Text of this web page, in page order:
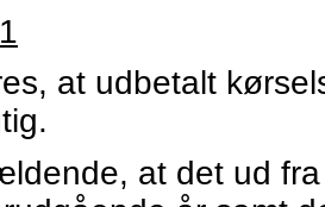
at udbetalt
at det ud